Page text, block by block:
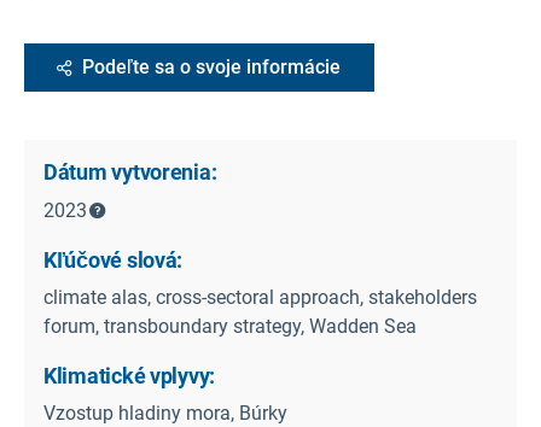
Podeľte sa o svoje informácie
Dátum vytvorenia:
2023
Kľúčové slová:
climate alas, cross-sectoral approach, stakeholders
forum, transboundary strategy, Wadden Sea
Klimatické vplyvy:
Vzostup hladiny mora, Búrky